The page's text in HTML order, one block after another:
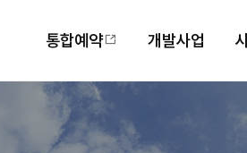
통합예약 개발사업